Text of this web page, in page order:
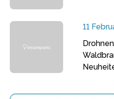
11